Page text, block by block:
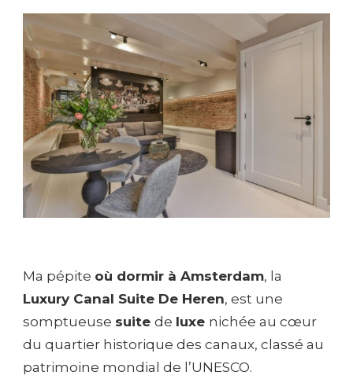
Ma pépite où dormir à Amsterdam, la
Luxury Canal Suite De Heren, est une
somptueuse suite de luxe nichée au cœur
du quartier historique des canaux, classé au
patrimoine mondial de l’UNESCO.